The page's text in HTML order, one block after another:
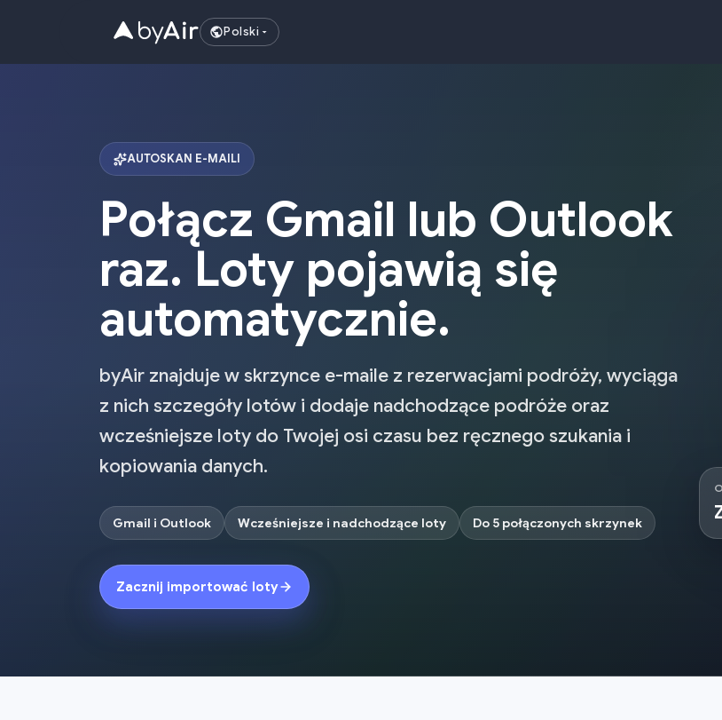
Polski
AUTOSKAN E-MAILI
Połącz Gmail lub Outlook
raz. Loty pojawią się
automatycznie.
byAir znajduje w skrzynce e-maile z rezerwacjami podróży, wyciąga
z nich szczegóły lotów i dodaje nadchodzące podróże oraz
wcześniejsze loty do Twojej osi czasu bez ręcznego szukania i
kopiowania danych.
Gmail i Outlook Wcześniejsze i nadchodzące loty Do 5 połączonych skrzynek
Zacznij importować loty